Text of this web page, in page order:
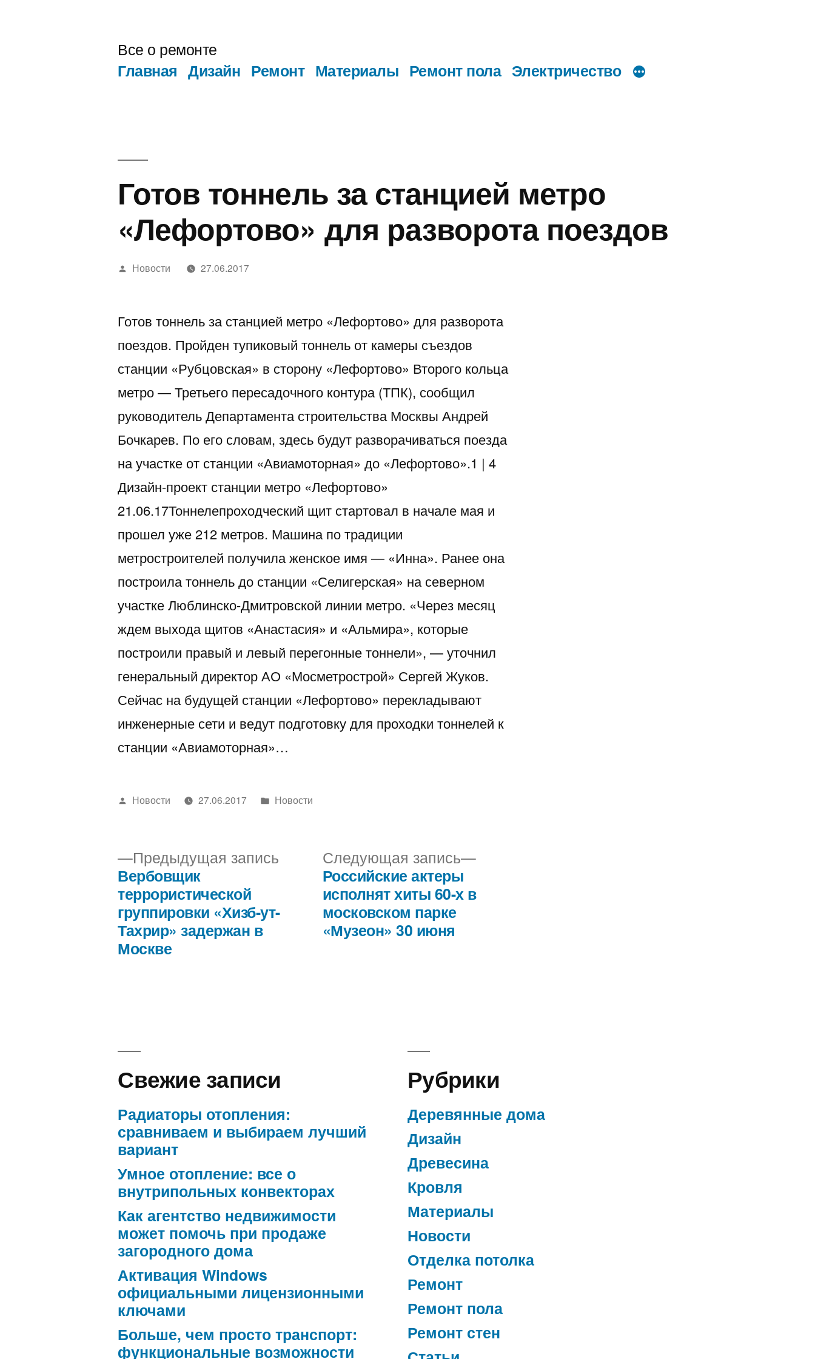
Все о ремонте
Главная Дизайн Ремонт Материалы Ремонт пола Электричество
Готов тоннель за станцией метро
«Лефортово» для разворота поездов
Написано
Новости 27.06.2017
Готов тоннель за станцией метро «Лефортово» для разворота
поездов. Пройден тупиковый тоннель от камеры съездов
станции «Рубцовская» в сторону «Лефортово» Второго кольца
метро — Третьего пересадочного контура (ТПК), сообщил
руководитель Департамента строительства Москвы Андрей
Бочкарев. По его словам, здесь будут разворачиваться поезда
на участке от станции «Авиамоторная» до «Лефортово».1 | 4
Дизайн-проект станции метро «Лефортово»
21.06.17Тоннелепроходческий щит стартовал в начале мая и
прошел уже 212 метров. Машина по традиции
метростроителей получила женское имя — «Инна». Ранее она
построила тоннель до станции «Селигерская» на северном
участке Люблинско-Дмитровской линии метро. «Через месяц
ждем выхода щитов «Анастасия» и «Альмира», которые
построили правый и левый перегонные тоннели», — уточнил
генеральный директор АО «Мосметрострой» Сергей Жуков.
Сейчас на будущей станции «Лефортово» перекладывают
инженерные сети и ведут подготовку для проходки тоннелей к
станции «Авиамоторная»…
Написано
Новости 27.06.2017
Написано
Новости
Навигация
записям
Предыдущая запись Предыдущая
запись:
Вербовщик
террористической
группировки «Хизб-ут-
Тахрир» задержан в
Москве
Следующая запись
Следующая
Российские актеры
исполнят хиты 60-х в
московском парке
«Музеон» 30 июня
Свежие записи
Радиаторы отопления:
сравниваем и выбираем лучший
вариант
Умное отопление: все о
внутрипольных конвекторах
Как агентство недвижимости
может помочь при продаже
загородного дома
Активация Windows
официальными лицензионными
ключами
Больше, чем просто транспорт:
функциональные возможности
Рубрики
Деревянные дома
Дизайн
Древесина
Кровля
Материалы
Новости
Отделка потолка
Ремонт
Ремонт пола
Ремонт стен